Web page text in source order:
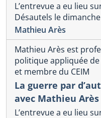
L’entrevue a eu lieu
Désautels le
Mathieu Arès
Mathieu Arès est
politique appliquée
et membre du CEIM
La guerre par
avec Mathieu Arès
L’entrevue a eu lieu